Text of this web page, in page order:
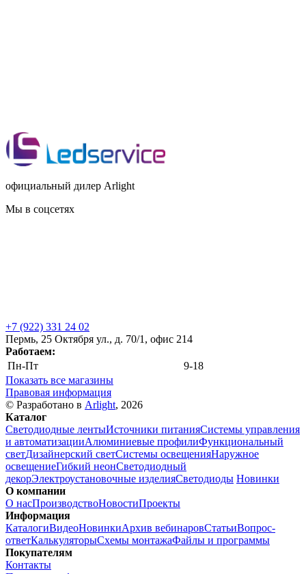
официальный дилер Arlight
Мы в соцсетях
+7 (922) 331 24 02
Пермь, 25 Октября ул., д. 70/1, офис 214
Работаем:
Пн-Пт
9-18
Показать все магазины
Правовая информация
© Разработано в Arlight, 2026
Каталог
Светодиодные лентыИсточники питанияСистемы управления
и автоматизацииАлюминиевые профилиФункциональный
светДизайнерский светСистемы освещенияНаружное
освещениеГибкий неонСветодиодный
декорЭлектроустановочные изделияСветодиоды Новинки
О компании
О насПроизводствоНовостиПроекты
Информация
КаталогиВидеоНовинкиАрхив вебинаровСтатьиВопрос-
ответКалькуляторыСхемы монтажаФайлы и программы
Покупателям
Контакты